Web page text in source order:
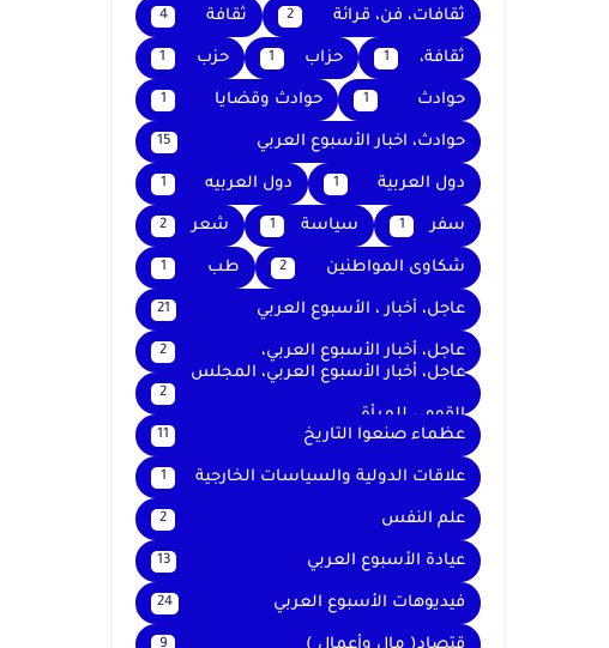
ثقافات، فن، قرائة 2 ثقافة 4
ثقافة، 1 حزاب 1 حزب 1
حوادث 1 حوادث وقضايا 1
حوادث، اخبار الأسبوع العربي 15
دول العربية 1 دول العربيه 1
سفر 1 سياسة 1 شعر 2
شكاوى المواطنين 2 طب 1
عاجل، أخبار ، الأسبوع العربي 21
عاجل، أخبار الأسبوع العربي، 2
عاجل، أخبار الأسبوع العربي، المجلس
القومي للمرأة
2
عظماء صنعوا التاريخ 11
علاقات الدولية والسياسات الخارجية 1
علم النفس 2
عيادة الأسبوع العربي 13
فيديوهات الأسبوع العربي 24
9